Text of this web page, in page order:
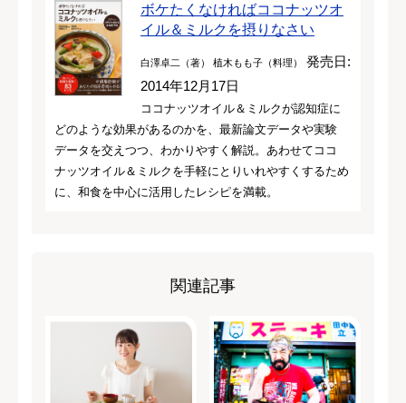
ボケたくなければココナッツオ
イル＆ミルクを摂りなさい
白澤卓二（著） 植木もも子（料理）
発売日:
2014年12月17日
ココナッツオイル＆ミルクが認知症に
どのような効果があるのかを、最新論文データや実験
データを交えつつ、わかりやすく解説。あわせてココ
ナッツオイル＆ミルクを手軽にとりいれやすくするため
に、和食を中心に活用したレシピを満載。
関連記事